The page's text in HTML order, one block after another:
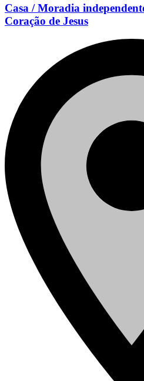
Casa / Moradia
Coração de Jesus